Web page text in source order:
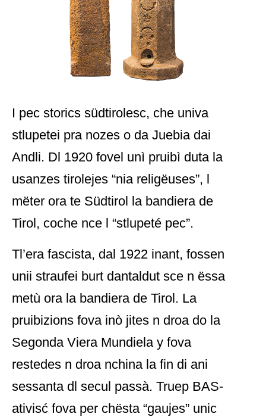
I pec storics südtirolesc, che univa
stlupetei pra nozes o da Juebia dai
Andli. Dl 1920 fovel unì pruibì duta la
usanzes tirolejes “nia religëuses”, l
mëter ora te Südtirol la bandiera de
Tirol, coche nce l “stlupeté pec”.
Tl’era fascista, dal 1922 inant, fossen
unii straufei burt dantaldut sce n ëssa
metù ora la bandiera de Tirol. La
pruibizions fova inò jites n droa do la
Segonda Viera Mundiela y fova
restedes n droa nchina la fin di ani
sessanta dl secul passà. Truep BAS-
ativisć fova per chësta “gaujes” unic